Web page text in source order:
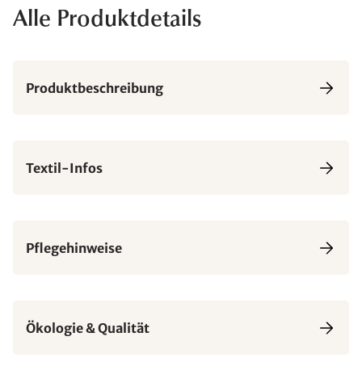
Alle Produktdetails
Produktbeschreibung
Textil-Infos
Pflegehinweise
Ökologie & Qualität